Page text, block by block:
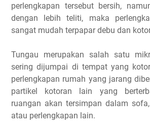
perlengkapan tersebut bersih,
dengan lebih teliti, maka
sangat mudah terpapar debu dan
Tungau merupakan salah satu
sering dijumpai di tempat yang
perlengkapan rumah yang jarang
partikel kotoran lain yang
ruangan akan tersimpan dalam
atau perlengkapan lain.